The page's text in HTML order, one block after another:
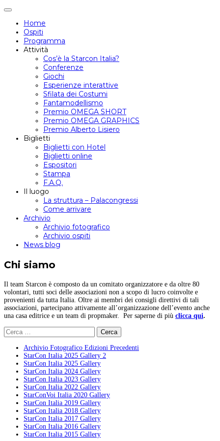
Attiva/disattiva
navigazione
Home
Ospiti
Programma
Attività
Cos’è la Starcon Italia?
Conferenze
Giochi
Esperienze interattive
Sfilata dei Costumi
Fantamodellismo
Premio OMEGA SHORT
Premio OMEGA GRAPHICS
Premio Alberto Lisiero
Biglietti
Biglietti con Hotel
Biglietti online
Espositori
Stampa
F.A.Q.
Il luogo
La struttura – Palacongressi
Come arrivare
Archivio
Archivio fotografico
Archivio ospiti
News blog
Chi siamo
Il team Starcon è composto da un comitato organizzatore e da oltre 80
volontari, tutti soci delle associazioni non a scopo di lucro coinvolte e
provenienti da tutta Italia. Oltre ai membri dei consigli direttivi di tali
associazioni, partecipano attivamente all’organizzazione dell’evento anche
una casa editrice e un team di propmaker. Per saperne di più clicca qui.
Ricerca
per:
Archivio Fotografico Edizioni Precedenti
StarCon Italia 2025 Gallery 2
StarCon Italia 2025 Gallery
StarCon Italia 2024 Gallery
StarCon Italia 2023 Gallery
StarCon Italia 2022 Gallery
StarConVoi Italia 2020 Gallery
StarCon Italia 2019 Gallery
StarCon Italia 2018 Gallery
StarCon Italia 2017 Gallery
StarCon Italia 2016 Gallery
StarCon Italia 2015 Gallery